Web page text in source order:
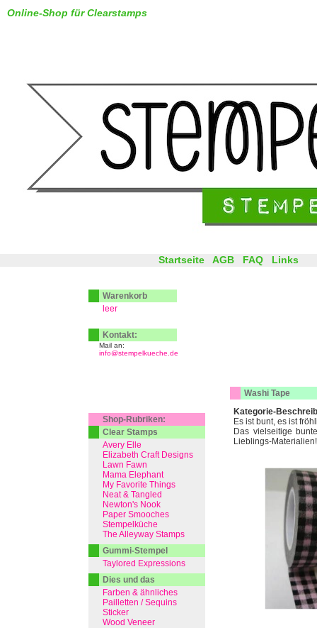
Online-Shop für Clearstamps
Washi Tape
Kategorie-
Es ist bunt, es ist
Das vielseitige
Lieblings-Materialien!
Startseite AGB FAQ Links
Warenkorb
leer
Kontakt:
Mail an:
info@stempelkueche.de
Shop-Rubriken:
Clear Stamps
Avery Elle
Elizabeth Craft Designs
Lawn Fawn
Mama Elephant
My Favorite Things
Neat & Tangled
Newton's Nook
Paper Smooches
Stempelküche
The Alleyway Stamps
Gummi-Stempel
Taylored Expressions
Dies und das
Farben & ähnliches
Pailletten / Sequins
Sticker
Wood Veneer